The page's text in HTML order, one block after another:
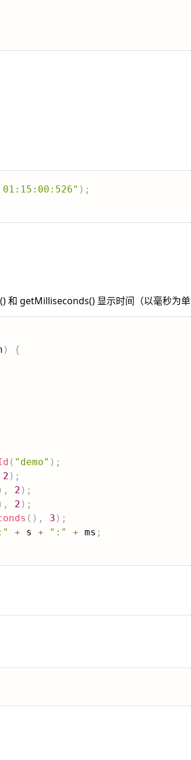
) ;
getMilliseconds() 显示时间（以毫秒为单
)
{
( "demo" ) ;
2 ) ;
, 2 ) ;
, 2 ) ;
( ) , 3 ) ;
+ s + ":" + ms ;